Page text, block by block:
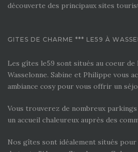
découverte des principaux sites
GITES DE CHARME *** LE59 À
Les gîtes le59 sont situés au coeur de
Wasselonne. Sabine et Philippe vous
ambiance cosy pour vous offrir un
Vous trouverez de nombreux
un accueil chaleureux auprès des
Nos gîtes sont idéalement situés